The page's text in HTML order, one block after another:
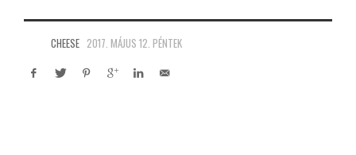
CHEESE 2017. MÁJUS 12. PÉNTEK